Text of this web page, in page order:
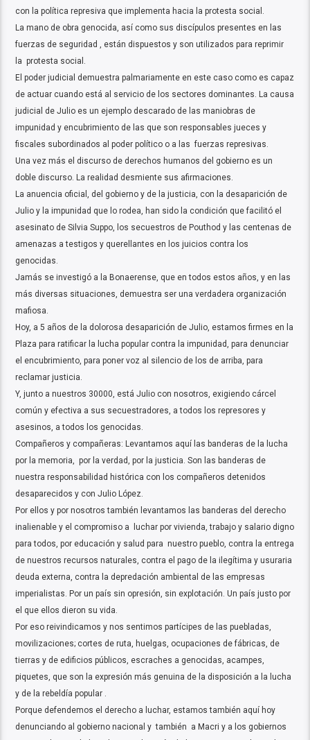
con la política represiva que implementa hacia la protesta social.
La mano de obra genocida, así como sus discípulos presentes en las
fuerzas de seguridad , están dispuestos y son utilizados para reprimir
la protesta social.
El poder judicial demuestra palmariamente en este caso como es capaz
de actuar cuando está al servicio de los sectores dominantes. La causa
judicial de Julio es un ejemplo descarado de las maniobras de
impunidad y encubrimiento de las que son responsables jueces y
fiscales subordinados al poder político o a las fuerzas represivas.
Una vez más el discurso de derechos humanos del gobierno es un
doble discurso. La realidad desmiente sus afirmaciones.
La anuencia oficial, del gobierno y de la justicia, con la desaparición de
Julio y la impunidad que lo rodea, han sido la condición que facilitó el
asesinato de Silvia Suppo, los secuestros de Pouthod y las centenas de
amenazas a testigos y querellantes en los juicios contra los
genocidas.
Jamás se investigó a la Bonaerense, que en todos estos años, y en las
más diversas situaciones, demuestra ser una verdadera organización
mafiosa.
Hoy, a 5 años de la dolorosa desaparición de Julio, estamos firmes en la
Plaza para ratificar la lucha popular contra la impunidad, para denunciar
el encubrimiento, para poner voz al silencio de los de arriba, para
reclamar justicia.
Y, junto a nuestros 30000, está Julio con nosotros, exigiendo cárcel
común y efectiva a sus secuestradores, a todos los represores y
asesinos, a todos los genocidas.
Compañeros y compañeras: Levantamos aquí las banderas de la lucha
por la memoria, por la verdad, por la justicia. Son las banderas de
nuestra responsabilidad histórica con los compañeros detenidos
desaparecidos y con Julio López.
Por ellos y por nosotros también levantamos las banderas del derecho
inalienable y el compromiso a luchar por vivienda, trabajo y salario digno
para todos, por educación y salud para nuestro pueblo, contra la entrega
de nuestros recursos naturales, contra el pago de la ilegítima y usuraria
deuda externa, contra la depredación ambiental de las empresas
imperialistas. Por un país sin opresión, sin explotación. Un país justo por
el que ellos dieron su vida.
Por eso reivindicamos y nos sentimos partícipes de las puebladas,
movilizaciones; cortes de ruta, huelgas, ocupaciones de fábricas, de
tierras y de edificios públicos, escraches a genocidas, acampes,
piquetes, que son la expresión más genuina de la disposición a la lucha
y de la rebeldía popular .
Porque defendemos el derecho a luchar, estamos también aquí hoy
denunciando al gobierno nacional y también a Macri y a los gobiernos